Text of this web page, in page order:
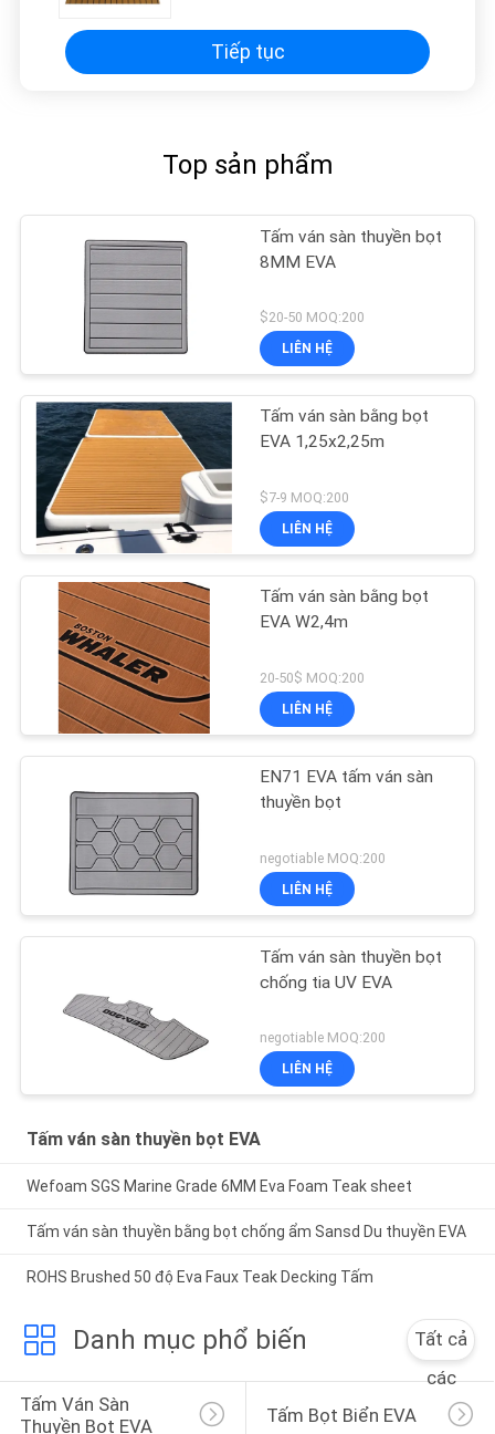
Tiếp tục
Top sản phẩm
Tấm ván sàn thuyền bọt
8MM EVA
$20-50 MOQ:200
LIÊN HỆ
Tấm ván sàn bằng bọt
EVA 1,25x2,25m
$7-9 MOQ:200
LIÊN HỆ
Tấm ván sàn bằng bọt
EVA W2,4m
20-50$ MOQ:200
LIÊN HỆ
EN71 EVA tấm ván sàn
thuyền bọt
negotiable MOQ:200
LIÊN HỆ
Tấm ván sàn thuyền bọt
chống tia UV EVA
negotiable MOQ:200
LIÊN HỆ
Tấm ván sàn thuyền bọt EVA
Wefoam SGS Marine Grade 6MM Eva Foam Teak sheet
Tấm ván sàn thuyền bằng bọt chống ẩm Sansd Du thuyền EVA
ROHS Brushed 50 độ Eva Faux Teak Decking Tấm
Danh mục phổ biến
Tất cả
các
Tấm Ván Sàn
Thuyền Bọt EVA
Tấm Bọt Biển EVA